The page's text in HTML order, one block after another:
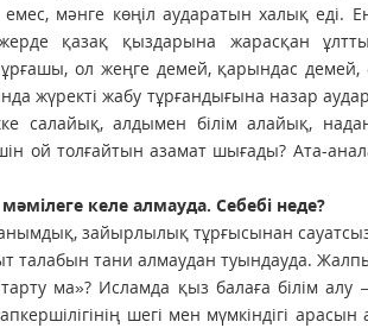
мәнге көңіл аударатын халық еді.
қазақ қыздарына жарасқан
ол жеңге демей, қарындас демей,
жүректі жабу тұрғандығына назар
салайық, алдымен білім алайық,
ой толғайтын азамат шығады? Ата-
келе алмауда. Себебі неде?
зайырлылық тұрғысынан
талабын тани алмаудан туындауда.
ма»? Исламда қыз балаға білім алу
шегі мен мүмкіндігі